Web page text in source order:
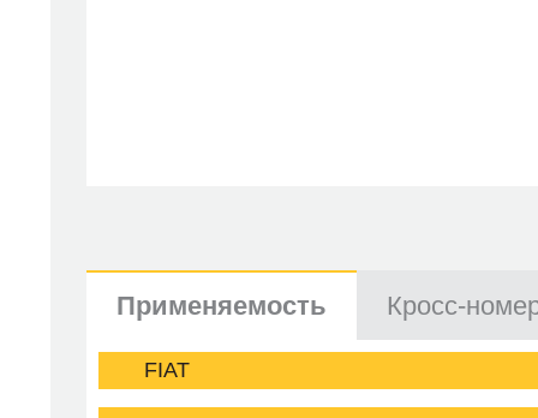
Применяемость Кросс-
FIAT